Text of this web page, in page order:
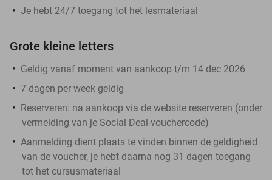
Je hebt 24/7 toegang tot het lesmateriaal
Grote kleine letters
Geldig vanaf moment van aankoop t/m 14 dec 2026
7 dagen per week geldig
Reserveren: na aankoop via de website reserveren (onder
vermelding van je Social Deal-vouchercode)
Aanmelding dient plaats te vinden binnen de geldigheid
van de voucher, je hebt daarna nog 31 dagen toegang
tot het cursusmateriaal